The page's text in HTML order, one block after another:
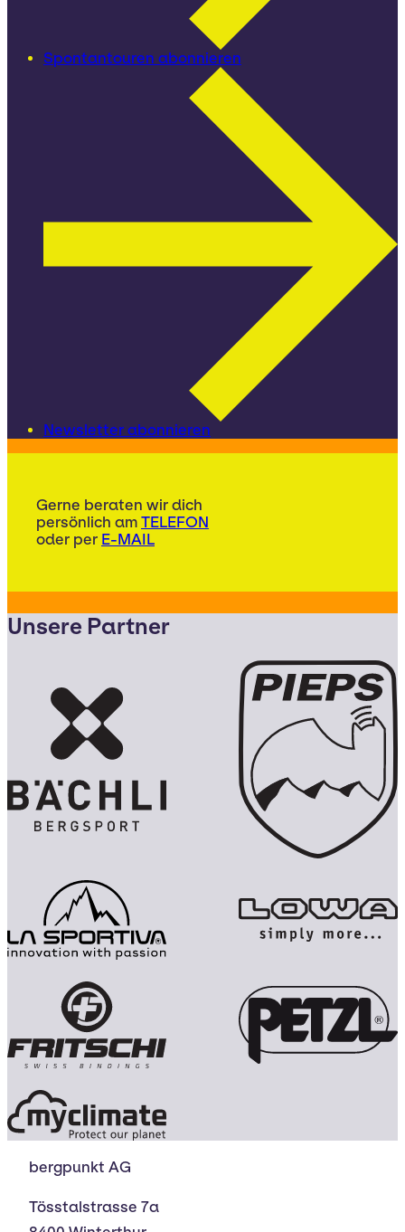
Spontantouren abonnieren
Newsletter abonnieren
Gerne beraten wir dich
persönlich am TELEFON
oder per E-MAIL
Unsere Partner
bergpunkt AG
Tösstalstrasse 7a